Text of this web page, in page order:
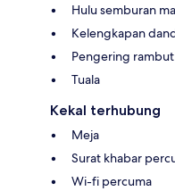
Hulu semburan
Kelengkapan
Pengering rambut
Tuala
Kekal terhubung
Meja
Surat khabar
Wi-fi percuma